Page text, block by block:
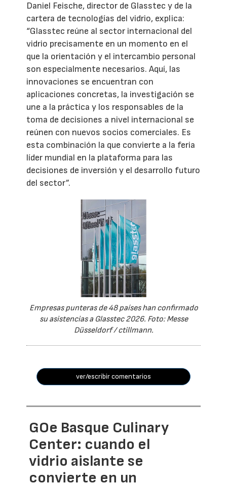
Daniel Feische, director de Glasstec y de la
cartera de tecnologías del vidrio, explica:
“Glasstec reúne al sector internacional del
vidrio precisamente en un momento en el
que la orientación y el intercambio personal
son especialmente necesarios. Aquí, las
innovaciones se encuentran con
aplicaciones concretas, la investigación se
une a la práctica y los responsables de la
toma de decisiones a nivel internacional se
reúnen con nuevos socios comerciales. Es
esta combinación la que convierte a la feria
líder mundial en la plataforma para las
decisiones de inversión y el desarrollo futuro
del sector”.
Empresas punteras de 48 países han confirmado
su asistencias a Glasstec 2026. Foto: Messe
Düsseldorf / ctillmann.
ver/escribir comentarios
GOe Basque Culinary
Center: cuando el
vidrio aislante se
convierte en un